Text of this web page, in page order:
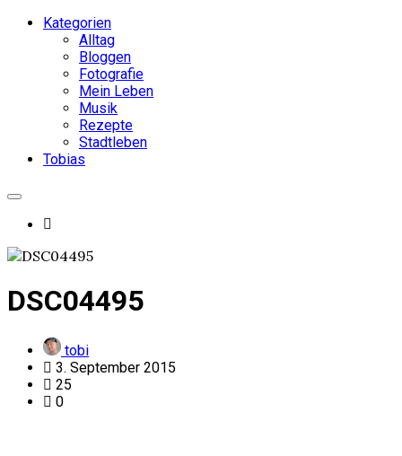
Kategorien
Alltag
Bloggen
Fotografie
Mein Leben
Musik
Rezepte
Stadtleben
Tobias
DSC04495
tobi
3. September 2015
25
0